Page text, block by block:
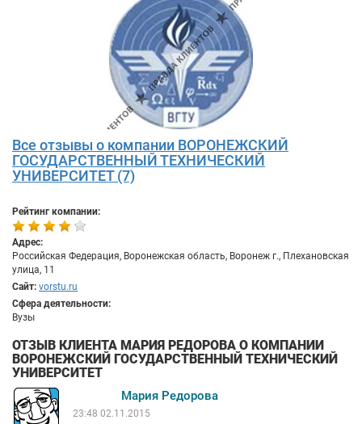
Все отзывы о компании ВОРОНЕЖСКИЙ
ГОСУДАРСТВЕННЫЙ ТЕХНИЧЕСКИЙ
УНИВЕРСИТЕТ (7)
Рейтинг компании:
Адрес:
Российская Федерация, Воронежская область, Воронеж г., Плехановская
улица, 11
Сайт: vorstu.ru
Сфера деятельности:
Вузы
ОТЗЫВ КЛИЕНТА MАРИЯ РЕДОРОВА О КОМПАНИИ
ВОРОНЕЖСКИЙ ГОСУДАРСТВЕННЫЙ ТЕХНИЧЕСКИЙ
УНИВЕРСИТЕТ
Mария Редорова
23:48 02.11.2015